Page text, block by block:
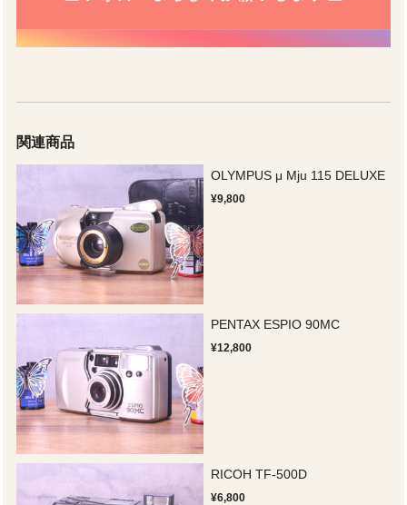
関連商品
OLYMPUS μ Mju 115 DELUXE
¥9,800
PENTAX ESPIO 90MC
¥12,800
RICOH TF-500D
¥6,800